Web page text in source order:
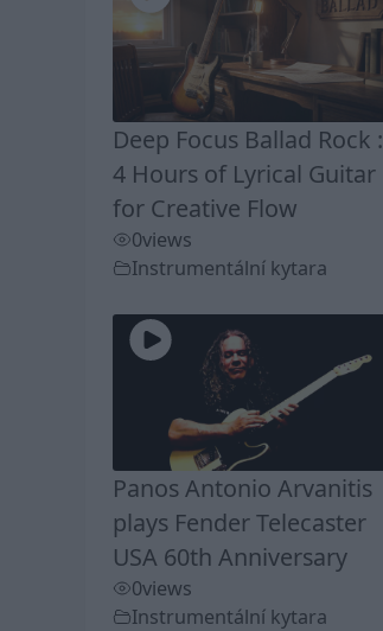
Deep Focus Ballad Rock :
4 Hours of Lyrical Guitar
for Creative Flow
0views
Instrumentální kytara
Panos Antonio Arvanitis
plays Fender Telecaster
USA 60th Anniversary
0views
Instrumentální kytara